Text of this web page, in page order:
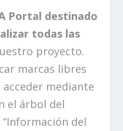
Portal destinado
todas las
proyecto.
marcas libres
mediante
el árbol del
del